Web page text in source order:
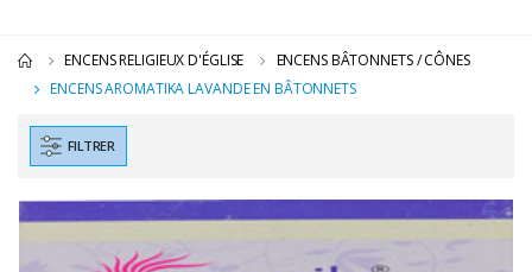
ENCENS RELIGIEUX D'ÉGLISE
ENCENS BÂTONNETS / CÔNES
ENCENS AROMATIKA LAVANDE EN BÂTONNETS
FILTRER